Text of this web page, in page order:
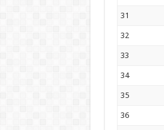
31
32
33
34
35
36